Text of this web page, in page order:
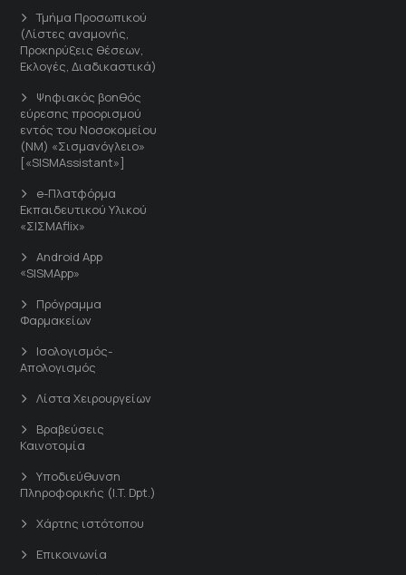
Τμήμα Προσωπικού
(Λίστες αναμονής,
Προκηρύξεις θέσεων,
Εκλογές, Διαδικαστικά)
Ψηφιακός βοηθός
εύρεσης προορισμού
εντός του Νοσοκομείου
(ΝΜ) «Σισμανόγλειο»
[«SISMAssistant»]
e-Πλατφόρμα
Εκπαιδευτικού Υλικού
«ΣΙΣΜΑflix»
Android App
«SISMApp»
Πρόγραμμα
Φαρμακείων
Ισολογισμός-
Απολογισμός
Λίστα Χειρουργείων
Βραβεύσεις
Καινοτομία
Υποδιεύθυνση
Πληροφορικής (I.T. Dpt.)
Χάρτης ιστότοπου
Επικοινωνία